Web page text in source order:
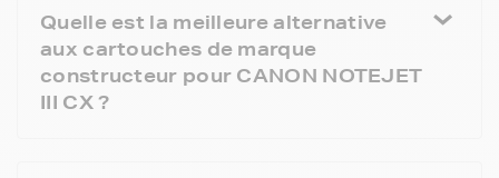
Quelle est la meilleure alternative
aux cartouches de marque
constructeur pour CANON NOTEJET
III CX ?